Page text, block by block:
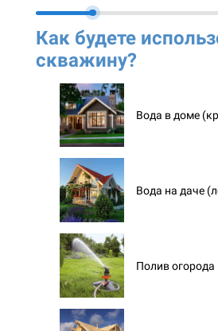
Как будете
скважину?
Вода в доме
Вода на даче
Полив огорода